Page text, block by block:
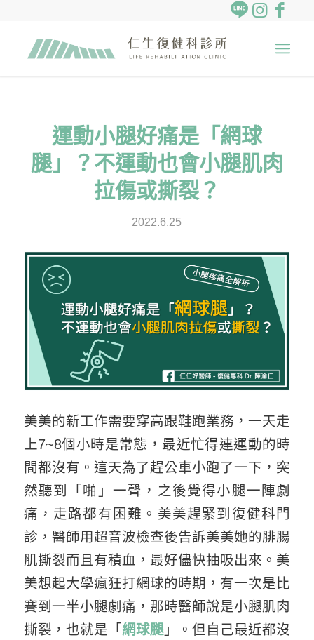
運動小腿好痛是「網球
腿」？不運動也會小腿肌肉
拉傷或撕裂？
2022.6.25
美美的新工作需要穿高跟鞋跑業務，一天走
上7~8個小時是常態，最近忙得連運動的時
間都沒有。這天為了趕公車小跑了一下，突
然聽到「啪」一聲，之後覺得小腿一陣劇
痛，走路都有困難。美美趕緊到復健科門
診，醫師用超音波檢查後告訴美美她的腓腸
肌撕裂而且有積血，最好儘快抽吸出來。美
美想起大學瘋狂打網球的時期，有一次是比
賽到一半小腿劇痛，那時醫師說是小腿肌肉
撕裂，也就是「網球腿 」。但自己最近都沒